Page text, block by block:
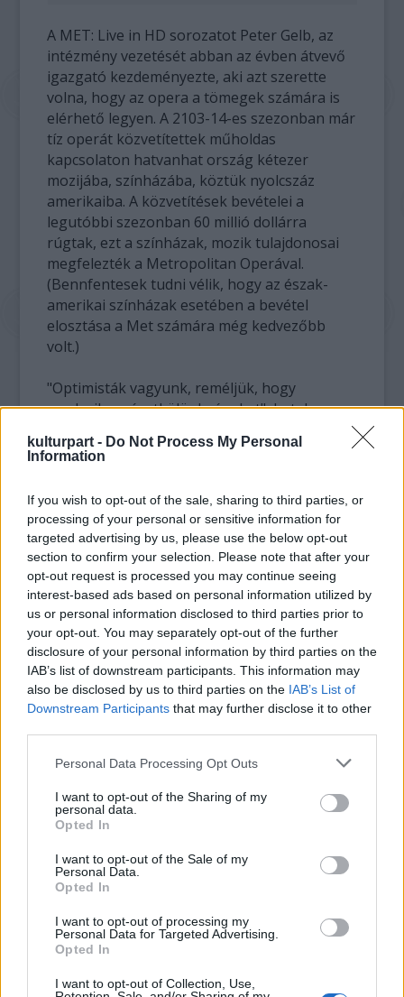
kulturpart - Do Not Process My Personal
Information
If you wish to opt-out of the sale, sharing to third parties, or
processing of your personal or sensitive information for
targeted advertising by us, please use the below opt-out
section to confirm your selection. Please note that after your
opt-out request is processed you may continue seeing
interest-based ads based on personal information utilized by
us or personal information disclosed to third parties prior to
your opt-out. You may separately opt-out of the further
disclosure of your personal information by third parties on the
IAB’s list of downstream participants. This information may
also be disclosed by us to third parties on the IAB’s List of
Downstream Participants that may further disclose it to other
Please note that this website/app uses one or more Google
not limited to your visit or usage behaviour. You may click to
grant or deny consent to Google and its third-party tags to
use your data for below specified purposes in below Google
consent section.
Personal Data Processing Opt Outs
I want to opt-out of the Sharing of my
personal data.
Opted In
I want to opt-out of the Sale of my
Personal Data.
Opted In
I want to opt-out of processing my
Personal Data for Targeted Advertising.
Opted In
I want to opt-out of Collection, Use,
A MET: Live in HD sorozatot Peter Gelb, az
intézmény vezetését abban az évben átvevő
igazgató kezdeményezte, aki azt szerette
volna, hogy az opera a tömegek számára is
elérhető legyen. A 2103-14-es szezonban már
tíz operát közvetítettek műholdas
kapcsolaton hatvanhat ország kétezer
mozijába, színházába, köztük nyolcszáz
amerikaiba. A közvetítések bevételei a
legutóbbi szezonban 60 millió dollárra
rúgtak, ezt a színházak, mozik tulajdonosai
megfelezték a Metropolitan Operával.
(Bennfentesek tudni vélik, hogy az észak-
amerikai színházak esetében a bevétel
elosztása a Met számára még kedvezőbb
volt.)
"Optimisták vagyunk, reméljük, hogy
rendezik a nézetkülönbségeket", hatalmas
felfüggesztik a munkát a színházban - idézte
az amerikai színházak közötti adásközvetítő
cég, a Fathom Events igazgatóját.
Az 2014-15-ös éved első HD előadásának
közvetítése még odébb van, október 11-én
sugároznák Verdi Macbethjét. Rubey és a
Met szóvivője közölte, hogy egyelőre
nincsenek tervek arra az esetre, ha az évadot
később kezdenék vagy elhalasztanák.
A bértárgyalásokat egy hétre felfüggesztette
az operaház vezetősége a
szakszervezetekkel, hogy egy független
elemző megvizsgálja a Met pénzügyi
szakszervezetek a szövetségi közvetítő
kérésére egyeztek bele, akinek azért kérték a
munkaszerződésekről folyó tárgyalásokon.
Ha elmarad a megegyezés, az az intézmény
A MET alkalmazottainak szerződése július 31-
akarja 16-17 százalékkal csökkenteni a